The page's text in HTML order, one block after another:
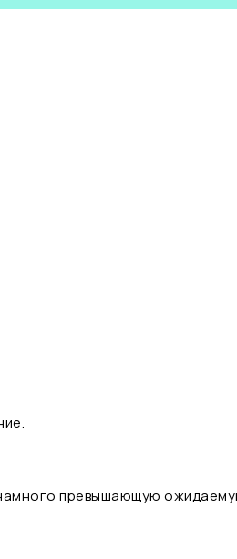
превышающую